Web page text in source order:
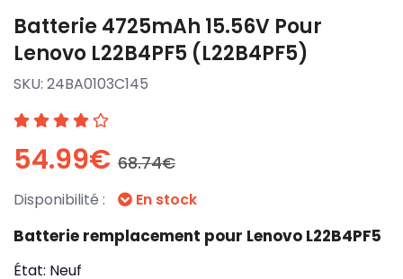
Batterie 4725mAh 15.56V Pour
Lenovo L22B4PF5 (L22B4PF5)
SKU: 24BA0103C145
54.99€ 68.74€
Disponibilité : En stock
Batterie remplacement pour Lenovo L22B4PF5
État: Neuf